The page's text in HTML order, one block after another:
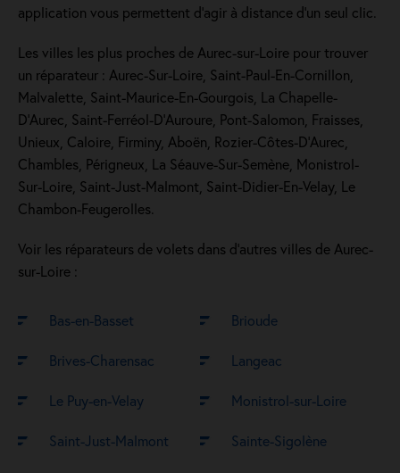
application vous permettent d'agir à distance d'un seul clic.
Les villes les plus proches de Aurec-sur-Loire pour trouver
un réparateur : Aurec-Sur-Loire, Saint-Paul-En-Cornillon,
Malvalette, Saint-Maurice-En-Gourgois, La Chapelle-
D'Aurec, Saint-Ferréol-D'Auroure, Pont-Salomon, Fraisses,
Unieux, Caloire, Firminy, Aboën, Rozier-Côtes-D'Aurec,
Chambles, Périgneux, La Séauve-Sur-Semène, Monistrol-
Sur-Loire, Saint-Just-Malmont, Saint-Didier-En-Velay, Le
Chambon-Feugerolles.
Voir les réparateurs de volets dans d’autres villes de Aurec-
sur-Loire :
Bas-en-Basset Brioude
Brives-Charensac Langeac
Le Puy-en-Velay Monistrol-sur-Loire
Saint-Just-Malmont Sainte-Sigolène